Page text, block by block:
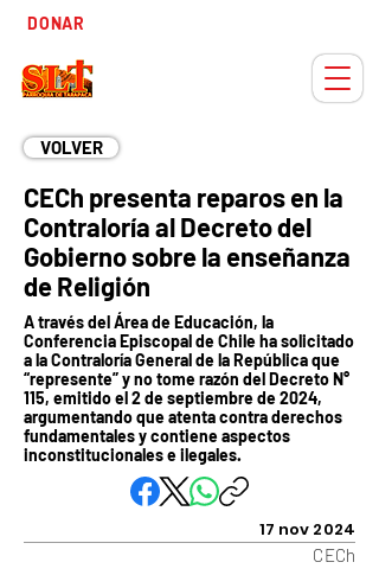
DONAR
VOLVER
CECh presenta reparos en la
Contraloría al Decreto del
Gobierno sobre la enseñanza
de Religión
A través del Área de Educación, la
Conferencia Episcopal de Chile ha solicitado
a la Contraloría General de la República que
“represente” y no tome razón del Decreto N°
115, emitido el 2 de septiembre de 2024,
argumentando que atenta contra derechos
fundamentales y contiene aspectos
inconstitucionales e ilegales.
17 nov 2024
CECh